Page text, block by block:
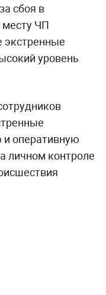
сбоя в
месту ЧП
экстренные
уровень
и оперативную
личном контроле